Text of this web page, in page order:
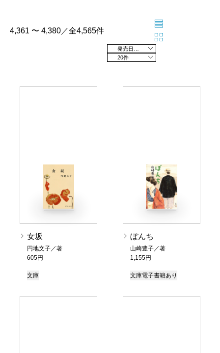
4,361 〜 4,380／全4,565件
20件
女坂
円地文子／著
605円
文庫
ぼんち
山崎豊子／著
1,155円
文庫電子書籍あり